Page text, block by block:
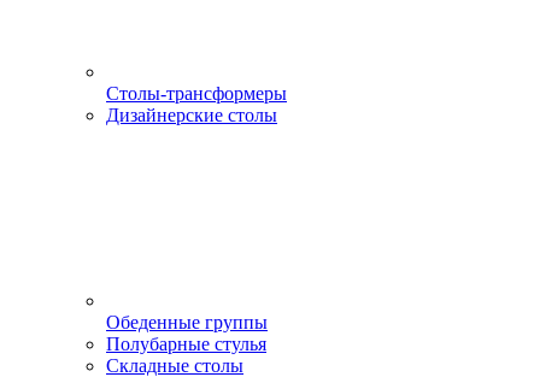
Столы-трансформеры
Дизайнерские столы
Обеденные группы
Полубарные стулья
Складные столы